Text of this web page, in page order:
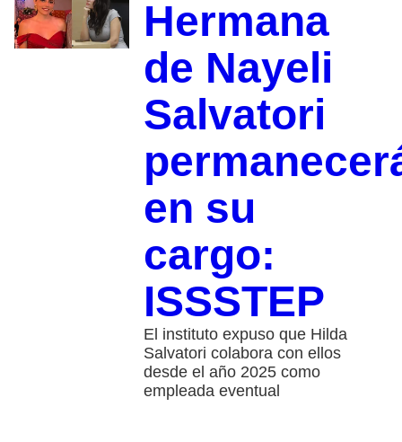
Hermana
de Nayeli
Salvatori
en su
cargo:
ISSSTEP
El instituto expuso que Hilda
Salvatori colabora con ellos
desde el año 2025 como
empleada eventual